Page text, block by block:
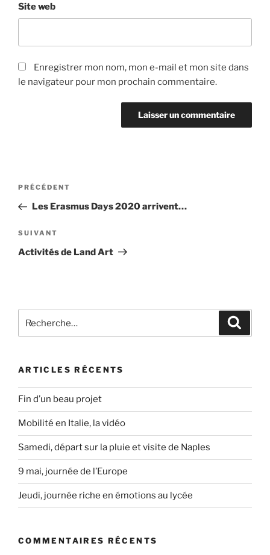
Site web
Enregistrer mon nom, mon e-mail et mon site dans
le navigateur pour mon prochain commentaire.
Navigation
l’article
Article
précédent
PRÉCÉDENT
Les Erasmus Days 2020 arrivent…
Article
suivant
SUIVANT
Activités de Land Art
pour
ARTICLES RÉCENTS
Fin d’un beau projet
Mobilité en Italie, la vidéo
Samedi, départ sur la pluie et visite de Naples
9 mai, journée de l’Europe
Jeudi, journée riche en émotions au lycée
COMMENTAIRES RÉCENTS